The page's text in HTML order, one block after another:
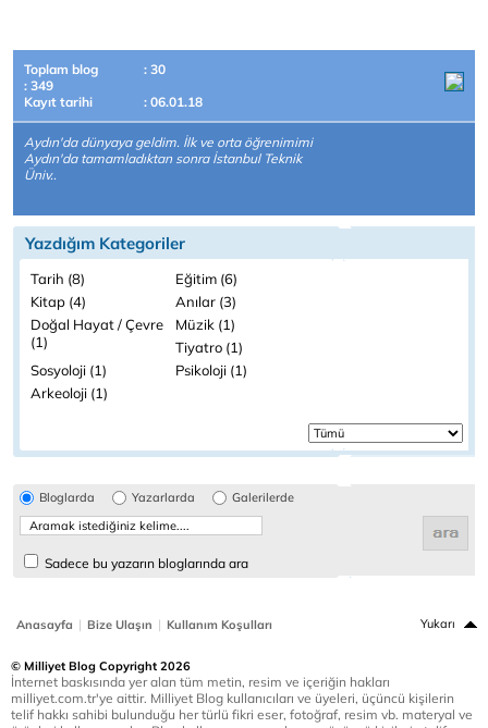
Toplam blog
: 30
: 349
Kayıt tarihi
: 06.01.18
Aydın'da dünyaya geldim. İlk ve orta öğrenimimi
Aydın'da tamamladıktan sonra İstanbul Teknik
Üniv..
Yazdığım Kategoriler
Tarih (8)
Eğitim (6)
Kitap (4)
Anılar (3)
Doğal Hayat / Çevre
(1)
Müzik (1)
Tiyatro (1)
Sosyoloji (1)
Psikoloji (1)
Arkeoloji (1)
Bloglarda Yazarlarda Galerilerde
Sadece bu yazarın bloglarında ara
Anasayfa | Bize Ulaşın | Kullanım Koşulları Yukarı
© Milliyet Blog Copyright 2026
İnternet baskısında yer alan tüm metin, resim ve içeriğin hakları
milliyet.com.tr'ye aittir. Milliyet Blog kullanıcıları ve üyeleri, üçüncü kişilerin
telif hakkı sahibi bulunduğu her türlü fikri eser, fotoğraf, resim vb. materyal ve